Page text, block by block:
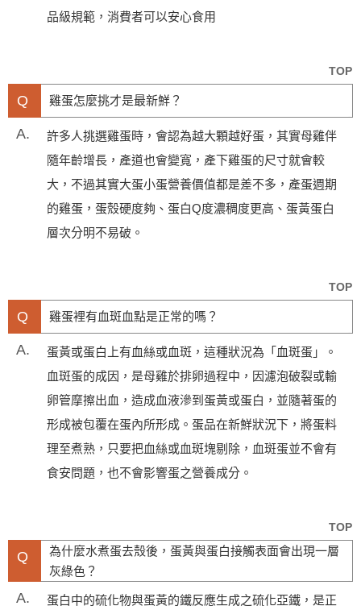
品級規範，消費者可以安心食用
TOP
Q 雞蛋怎麼挑才是最新鮮？
A.
許多人挑選雞蛋時，會認為越大顆越好蛋，其實母雞伴
隨年齡增長，產道也會變寬，產下雞蛋的尺寸就會較
大，不過其實大蛋小蛋營養價值都是差不多，產蛋週期
的雞蛋，蛋殼硬度夠、蛋白Q度濃稠度更高、蛋黃蛋白
層次分明不易破。
TOP
Q 雞蛋裡有血斑血點是正常的嗎？
A.
蛋黃或蛋白上有血絲或血斑，這種狀況為「血斑蛋」。
血斑蛋的成因，是母雞於排卵過程中，因濾泡破裂或輸
卵管摩擦出血，造成血液滲到蛋黃或蛋白，並隨著蛋的
形成被包覆在蛋內所形成。蛋品在新鮮狀況下，將蛋料
理至煮熟，只要把血絲或血斑塊剔除，血斑蛋並不會有
食安問題，也不會影響蛋之營養成分。
TOP
Q
為什麼水煮蛋去殼後，蛋黃與蛋白接觸表面會出現一層
灰綠色？
A.
蛋白中的硫化物與蛋黃的鐵反應生成之硫化亞鐵，是正